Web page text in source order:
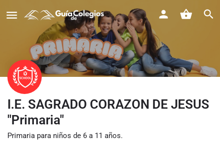
I.E. SAGRADO CORAZON DE JESUS
"Primaria"
Primaria para niños de 6 a 11 años.